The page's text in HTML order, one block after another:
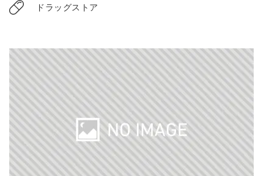
ドラッグストア